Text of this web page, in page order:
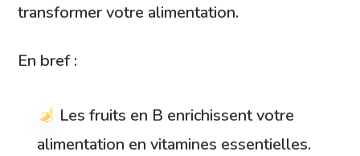
transformer votre alimentation.
En bref :
Les fruits en B enrichissent votre
alimentation en vitamines essentielles.